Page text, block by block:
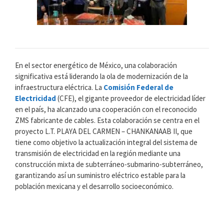
En el sector energético de México, una colaboración
significativa está liderando la ola de modernización de la
infraestructura eléctrica. La Comisión Federal de
Electricidad (CFE), el gigante proveedor de electricidad líder
en el país, ha alcanzado una cooperación con el reconocido
ZMS fabricante de cables. Esta colaboración se centra en el
proyecto L.T. PLAYA DEL CARMEN – CHANKANAAB II, que
tiene como objetivo la actualización integral del sistema de
transmisión de electricidad en la región mediante una
construcción mixta de subterráneo-submarino-subterráneo,
garantizando así un suministro eléctrico estable para la
población mexicana y el desarrollo socioeconómico.